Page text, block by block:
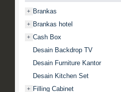
+ Brankas
+ Brankas hotel
+ Cash Box
Desain Backdrop TV
Desain Furniture Kantor
Desain Kitchen Set
+ Filling Cabinet